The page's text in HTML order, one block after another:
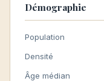
Démographie
Population
Densité
Âge médian